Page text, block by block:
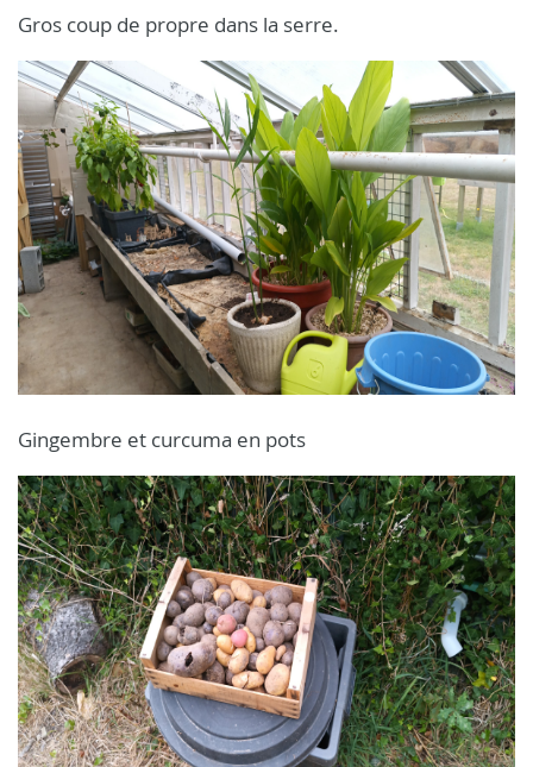
Gros coup de propre dans la serre.
Gingembre et curcuma en pots